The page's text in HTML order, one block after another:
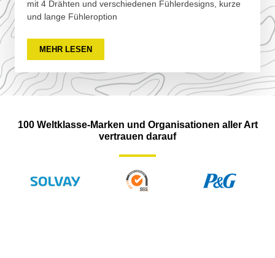
mit 4 Drähten und verschiedenen Fühlerdesigns, kurze
und lange Fühleroption
MEHR LESEN
100 Weltklasse-Marken und Organisationen aller Art
vertrauen darauf